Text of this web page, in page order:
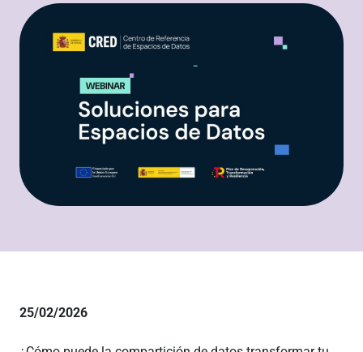
25/02/2026